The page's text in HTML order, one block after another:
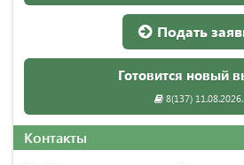
Подать
Готовится новый
8(137) 11.08.2026.
Контакты